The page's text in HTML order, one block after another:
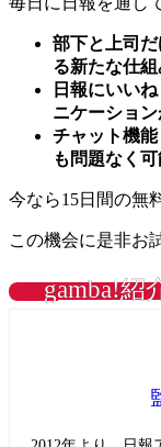
部下と上司
る新たな仕
日報にいい
ニケーション
チャット機
も問題なく可
今なら15日間の無
この機会に是非お
gamba!紹